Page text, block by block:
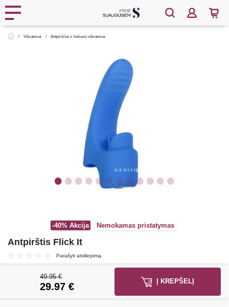
Vibratoriai Antpirščiai ir liežuvio vibratoriai
-40% Akcija Nemokamas pristatymas
Antpirštis Flick It
Parašyti atsiliepimą
49.95 €
29.97 € Į KREPŠELĮ